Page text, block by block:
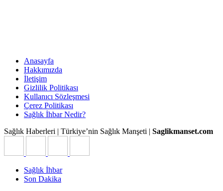
Anasayfa
Hakkımızda
İletişim
Gizlilik Politikası
Kullanıcı Sözleşmesi
Çerez Politikası
Sağlık İhbar Nedir?
Sağlık Haberleri | Türkiye’nin Sağlık Manşeti | Saglikmanset.com
Sağlık İhbar
Son Dakika